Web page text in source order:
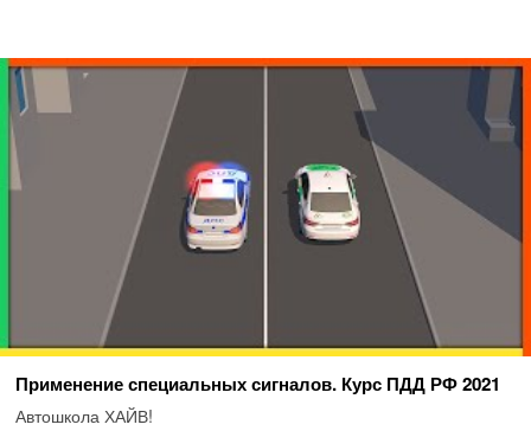
Применение специальных сигналов. Курс ПДД РФ 2021
Автошкола ХАЙВ!